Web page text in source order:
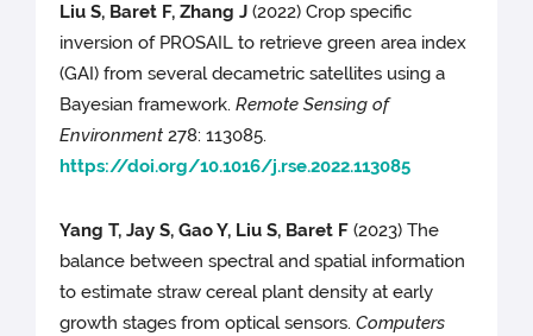
Liu S, Baret F, Zhang J (2022) Crop specific
inversion of PROSAIL to retrieve green area index
(GAI) from several decametric satellites using a
Bayesian framework.Remote Sensing of
Environment 278: 113085.
https://doi.org/10.1016/j.rse.2022.113085
Yang T, Jay S, Gao Y, Liu S, Baret F (2023) The
balance between spectral and spatial information
to estimate straw cereal plant density at early
growth stages from optical sensors.Computers